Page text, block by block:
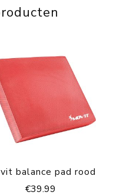
balance pad rood
€39.99